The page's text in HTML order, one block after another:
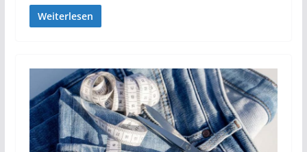
Weiterlesen